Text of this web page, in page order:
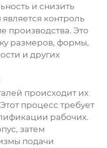
и снизить
контроль
производства. Это
размеров, формы,
и других
происходит их
процесс требует
рабочих.
затем
подачи